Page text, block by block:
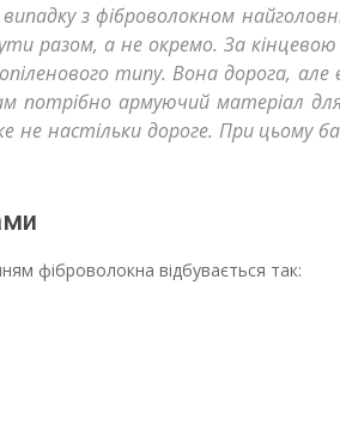
з фіброволокном
разом, а не окремо. За
типу. Вона дорога,
потрібно армуючий матеріал
не настільки дороге. При цьому
фіброволокна відбувається так: